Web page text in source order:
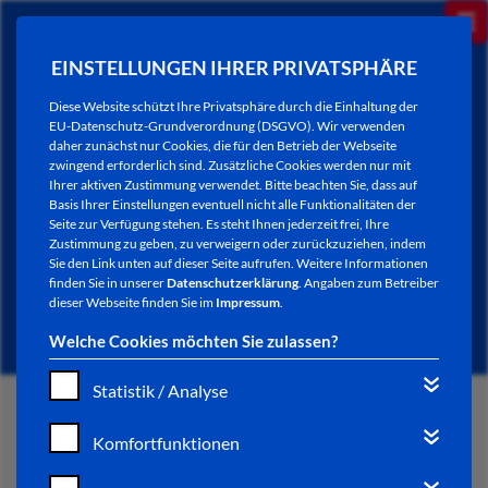
EINSTELLUNGEN IHRER PRIVATSPHÄRE
Diese Website schützt Ihre Privatsphäre durch die Einhaltung der
EU-Datenschutz-Grundverordnung (DSGVO). Wir verwenden
daher zunächst nur Cookies, die für den Betrieb der Webseite
zwingend erforderlich sind. Zusätzliche Cookies werden nur mit
Ihrer aktiven Zustimmung verwendet. Bitte beachten Sie, dass auf
Basis Ihrer Einstellungen eventuell nicht alle Funktionalitäten der
Seite zur Verfügung stehen. Es steht Ihnen jederzeit frei, Ihre
Zustimmung zu geben, zu verweigern oder zurückzuziehen, indem
Sie den Link unten auf dieser Seite aufrufen. Weitere Informationen
finden Sie in unsererDatenschutzerklärung. Angaben zum Betreiber
dieser Webseite finden Sie im Impressum.
Welche Cookies möchten Sie zulassen?
Statistik / Analyse
Komfortfunktionen
NEWSLETTER / CITY LETTER
START